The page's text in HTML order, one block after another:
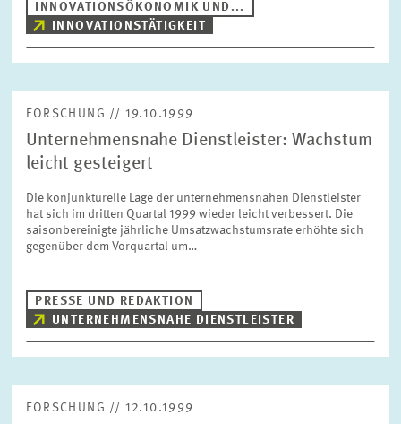
INNOVATIONSÖKONOMIK UND...
INNOVATIONSTÄTIGKEIT
FORSCHUNG // 19.10.1999
Unternehmensnahe Dienstleister: Wachstum
leicht gesteigert
Die konjunkturelle Lage der unternehmensnahen Dienstleister
hat sich im dritten Quartal 1999 wieder leicht verbessert. Die
saisonbereinigte jährliche Umsatzwachstumsrate erhöhte sich
gegenüber dem Vorquartal um…
PRESSE UND REDAKTION
UNTERNEHMENSNAHE DIENSTLEISTER
FORSCHUNG // 12.10.1999